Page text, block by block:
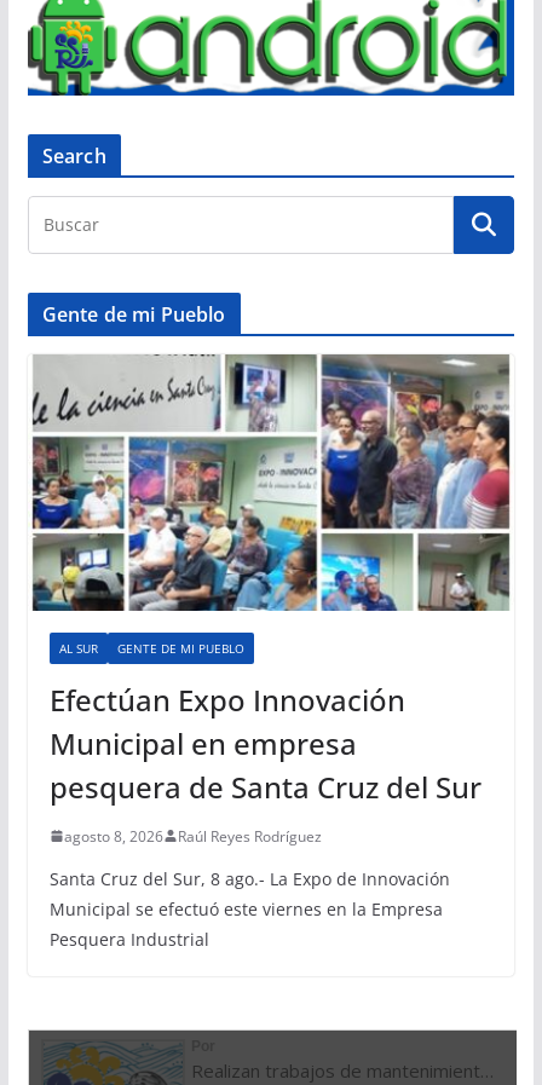
Search
Gente de mi Pueblo
AL SUR GENTE DE MI PUEBLO
Efectúan Expo Innovación
Municipal en empresa
pesquera de Santa Cruz del Sur
agosto 8, 2026 Raúl Reyes Rodríguez
Santa Cruz del Sur, 8 ago.- La Expo de Innovación
Municipal se efectuó este viernes en la Empresa
Pesquera Industrial